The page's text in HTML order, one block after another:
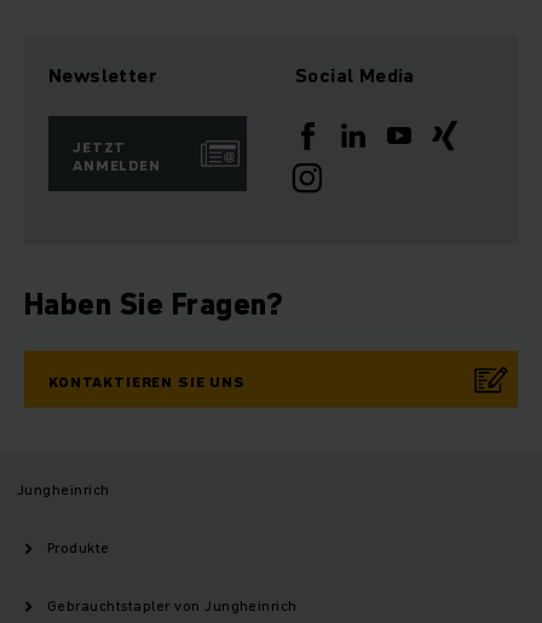
Newsletter
JETZT
ANMELDEN
Social Media
Haben Sie Fragen?
KONTAKTIEREN SIE UNS
Jungheinrich
Produkte
Gebrauchtstapler von Jungheinrich